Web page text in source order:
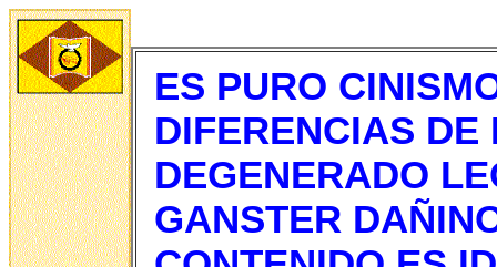
ES PURO
DIFERENCIAS DE
DEGENERADO
GANSTER